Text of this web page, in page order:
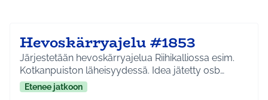
Hevoskärryajelu #1853
Järjestetään hevoskärryajelua Riihikalliossa esim.
Kotkanpuiston läheisyydessä. Idea jätetty osb…
Etenee jatkoon